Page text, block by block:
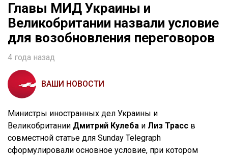
Главы МИД Украины и
Великобритании назвали условие
для возобновления переговоров
4 года назад
ВАШИ НОВОСТИ
Министры иностранных дел Украины и
Великобритании Дмитрий Кулеба и Лиз Трасс в
совместной статье для Sunday Telegraph
сформулировали основное условие, при котором